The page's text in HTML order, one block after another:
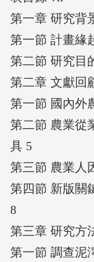
第一章 研究背
第一節 計畫緣
第二節 研究目
第二章 文獻回
第一節 國內外
第二節 農業從
具 5
第三節 農業人
第四節 新版關
8
第三章 研究方
第一節 調查泥